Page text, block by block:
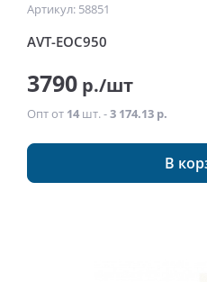
Артикул: 58851
AVT-EOC950
3790 р./шт
Опт от 14 шт. -3 174.13 р.
В